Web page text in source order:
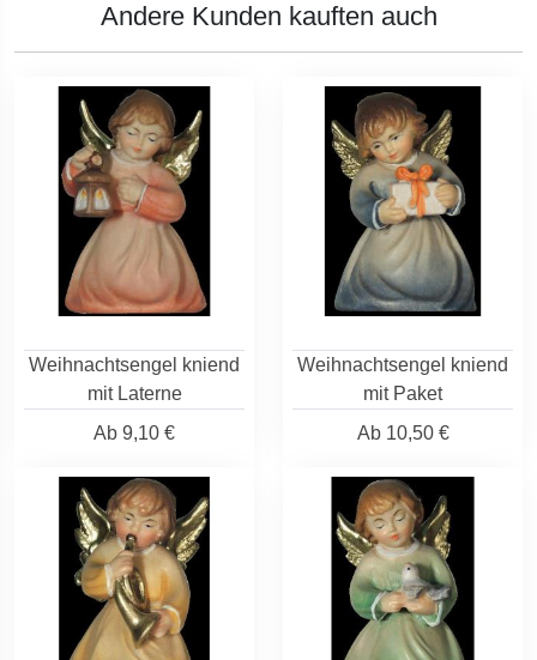
Andere Kunden kauften auch
Weihnachtsengel kniend
mit Laterne
Ab 9,10 €
Weihnachtsengel kniend
mit Paket
Ab10,50 €